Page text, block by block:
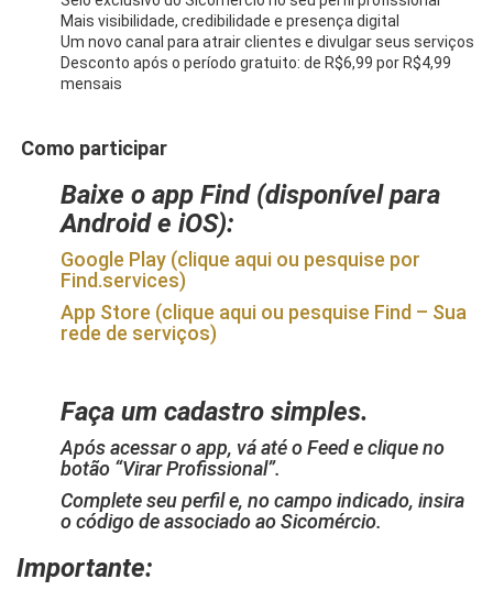
Mais visibilidade, credibilidade e presença digital
Um novo canal para atrair clientes e divulgar seus serviços
Desconto após o período gratuito: de R$6,99 por R$4,99
mensais
Como participar
Baixe o app Find (disponível para
Android e iOS):
Google Play (clique aqui ou pesquise por
Find.services)
App Store (clique aqui ou pesquise Find – Sua
rede de serviços)
Faça um cadastro simples.
Após acessar o app, vá até o Feed e clique no
botão “Virar Profissional”.
Complete seu perfil e, no campo indicado, insira
o código de associado ao Sicomércio.
Importante: